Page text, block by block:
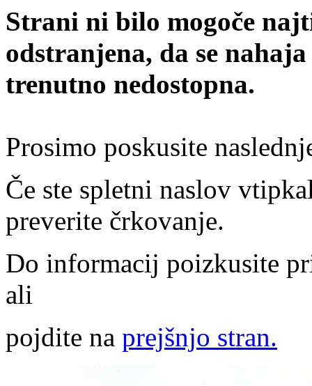
Strani ni bilo mogoče
odstranjena, da se
trenutno nedostopna.
Prosimo poskusite
Če ste spletni naslov
preverite črkovanje.
Do informacij poizkusite
ali
pojdite na prejšnjo stran.